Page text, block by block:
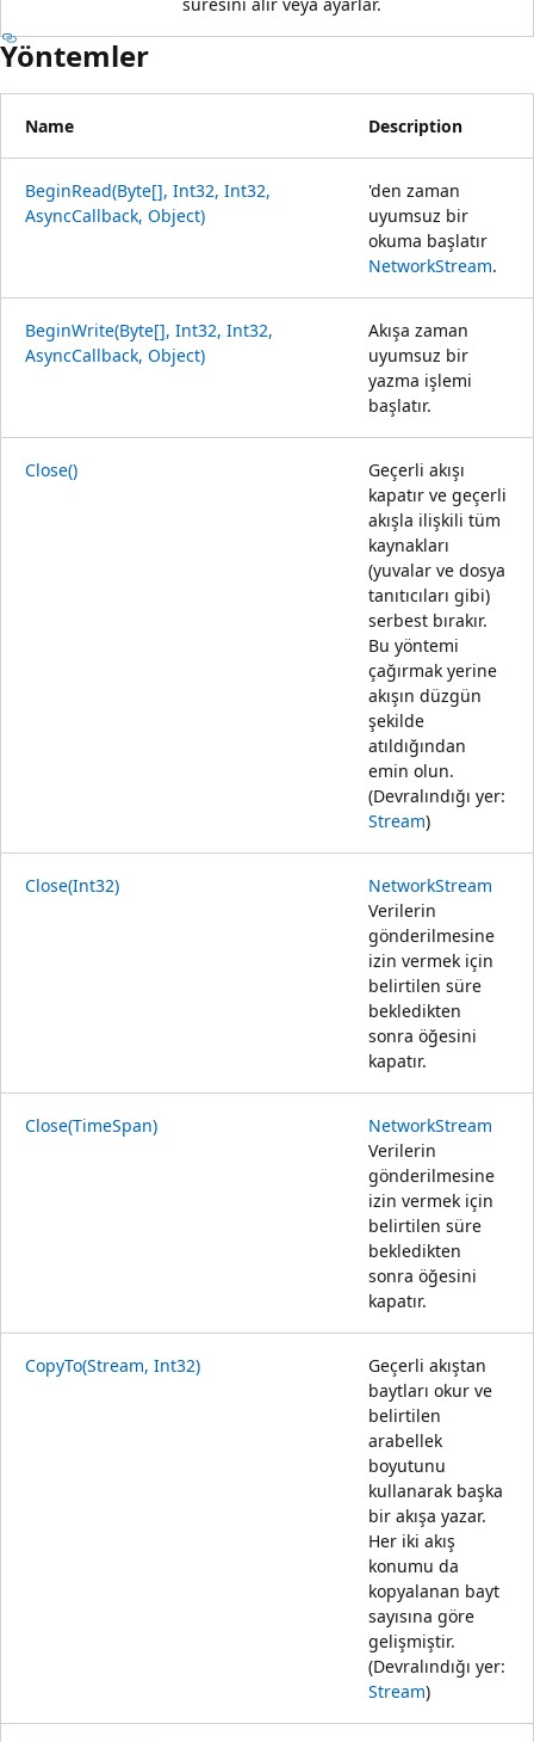
Yöntemler
Name Description
BeginRead(Byte[], Int32, Int32,
AsyncCallback, Object)
'den zaman
uyumsuz bir
okuma başlatır
NetworkStream.
BeginWrite(Byte[], Int32, Int32,
AsyncCallback, Object)
Akışa zaman
uyumsuz bir
yazma işlemi
başlatır.
Close()
Geçerli akışı
kapatır ve geçerli
akışla ilişkili tüm
kaynakları
(yuvalar ve dosya
tanıtıcıları gibi)
serbest bırakır.
Bu yöntemi
çağırmak yerine
akışın düzgün
şekilde
atıldığından
emin olun.
(Devralındığı yer:
Stream)
Close(Int32)
NetworkStream
Verilerin
gönderilmesine
izin vermek için
belirtilen süre
bekledikten
sonra öğesini
kapatır.
Close(TimeSpan)
NetworkStream
Verilerin
gönderilmesine
izin vermek için
belirtilen süre
bekledikten
sonra öğesini
kapatır.
CopyTo(Stream, Int32)
Geçerli akıştan
baytları okur ve
belirtilen
arabellek
boyutunu
kullanarak başka
bir akışa yazar.
Her iki akış
konumu da
kopyalanan bayt
sayısına göre
gelişmiştir.
(Devralındığı yer:
Stream)